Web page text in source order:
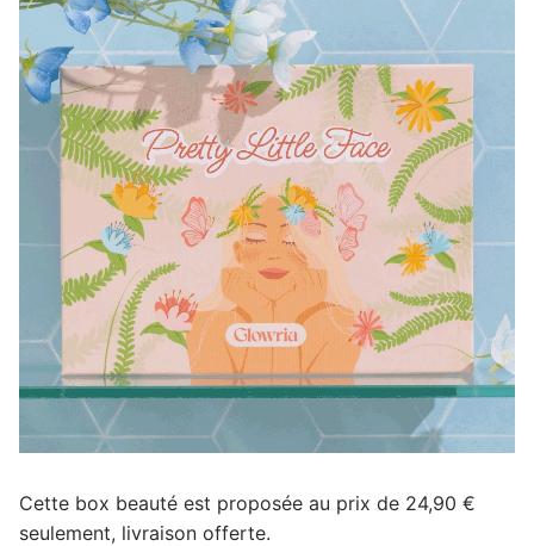
Cette box beauté est proposée au prix de 24,90 €
seulement, livraison offerte.